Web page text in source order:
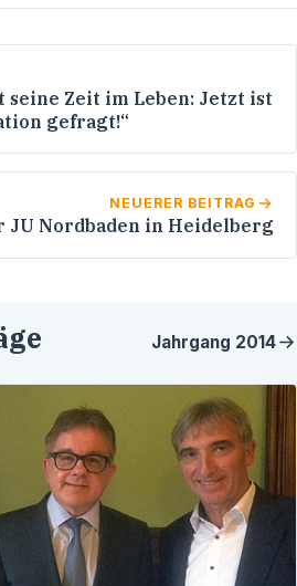
seine Zeit im Leben: Jetzt ist
gefragt!“
NEUERER BEITRAG
JU Nordbaden in Heidelberg
Jahrgang 2014